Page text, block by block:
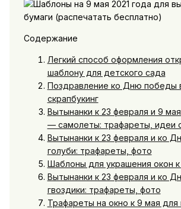
Содержание
Легкий способ оформления
шаблону для детского сада
Поздравление ко Дню победы
скрапбукинг
Вытынанки к 23 февраля и 9
— самолеты: трафареты, идеи
Вытынанки к 23 февраля и ко
голуби: трафареты, фото
Шаблоны для украшения окон к
Вытынанки к 23 февраля и ко
гвоздики: трафареты, фото
Трафареты на окно к 9 мая для